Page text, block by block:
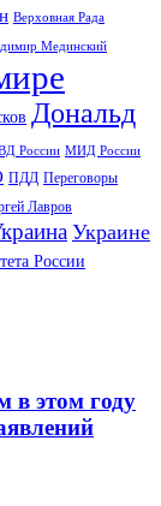
Верховная Рада
Мединский
Дональд
России МИД России
ПДД Переговоры
Лавров
Украине
России
в этом году